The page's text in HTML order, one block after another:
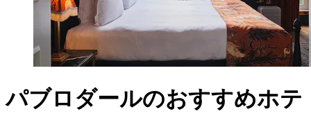
パブロダールのおすすめホテ